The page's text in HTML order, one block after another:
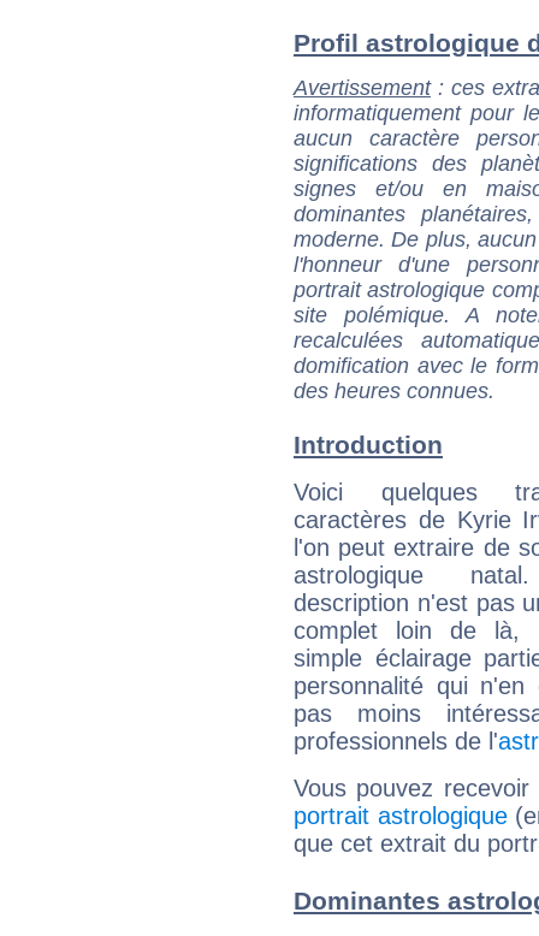
Profil astrologique
Avertissement: ces
informatiquement pour
aucun caractère
significations des
signes et/ou en
dominantes
moderne. De plus,
l'honneur d'une
portrait astrologique
site polémique. A
recalculées
domification avec le
des heures connues.
Introduction
Voici quelques
caractères de Kyrie
l'on peut extraire de
astrologique
description n'est pas
complet loin de là,
simple éclairage
personnalité qui n'en
pas moins
professionnels de l'
Vous pouvez
portrait astrologique
que cet extrait du
Dominantes